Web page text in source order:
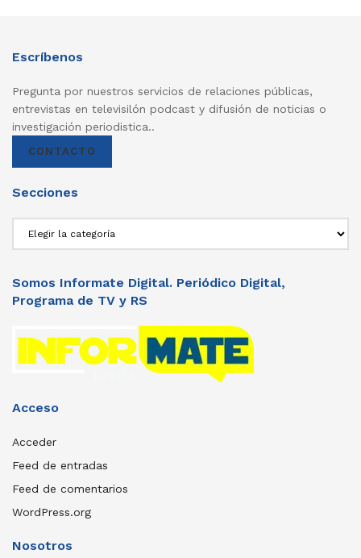
Escríbenos
Pregunta por nuestros servicios de relaciones públicas,
entrevistas en televisilón podcast y difusión de noticias o
investigación periodistica..
CONTACTO
Secciones
Somos Informate Digital. Periódico Digital,
Programa de TV y RS
Acceso
Acceder
Feed de entradas
Feed de comentarios
WordPress.org
Nosotros